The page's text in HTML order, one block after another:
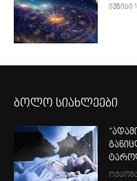
ივნისი
ბოლო სიახლეები